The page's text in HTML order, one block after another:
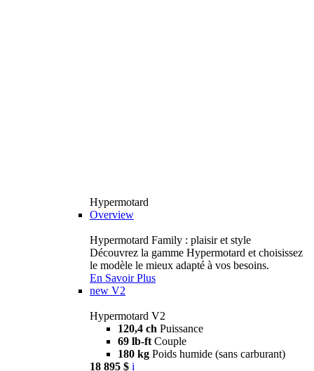
Hypermotard
Overview
Hypermotard Family : plaisir et style
Découvrez la gamme Hypermotard et choisissez
le modèle le mieux adapté à vos besoins.
En Savoir Plus
new V2
Hypermotard V2
120,4 ch Puissance
69 lb-ft Couple
180 kg Poids humide (sans carburant)
18 895 $ i